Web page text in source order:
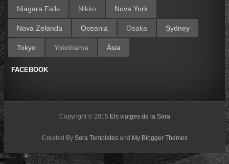
Niagara Falls Nikko Nova York
Nova Zelanda Oceania Osaka Sydney
Tokyo Yokohama Àsia
FACEBOOK
Copyright © 2015 Els viatges de la Sara
Created BySora Templates and My Blogger Themes